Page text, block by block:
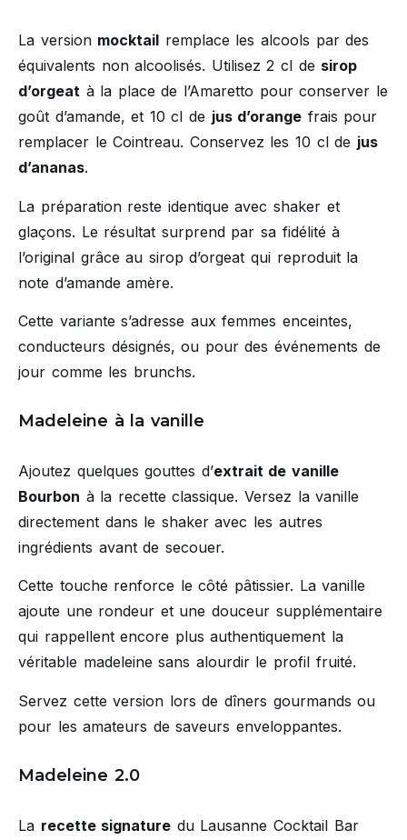
La version mocktail remplace les alcools par des
équivalents non alcoolisés. Utilisez 2 cl de sirop
d’orgeat à la place de l’Amaretto pour conserver le
goût d’amande, et 10 cl de jus d’orange frais pour
remplacer le Cointreau. Conservez les 10 cl de jus
d’ananas.
La préparation reste identique avec shaker et
glaçons. Le résultat surprend par sa fidélité à
l’original grâce au sirop d’orgeat qui reproduit la
note d’amande amère.
Cette variante s’adresse aux femmes enceintes,
conducteurs désignés, ou pour des événements de
jour comme les brunchs.
Madeleine à la vanille
Ajoutez quelques gouttes d’extrait de vanille
Bourbon à la recette classique. Versez la vanille
directement dans le shaker avec les autres
ingrédients avant de secouer.
Cette touche renforce le côté pâtissier. La vanille
ajoute une rondeur et une douceur supplémentaire
qui rappellent encore plus authentiquement la
véritable madeleine sans alourdir le profil fruité.
Servez cette version lors de dîners gourmands ou
pour les amateurs de saveurs enveloppantes.
Madeleine 2.0
La recette signature du Lausanne Cocktail Bar